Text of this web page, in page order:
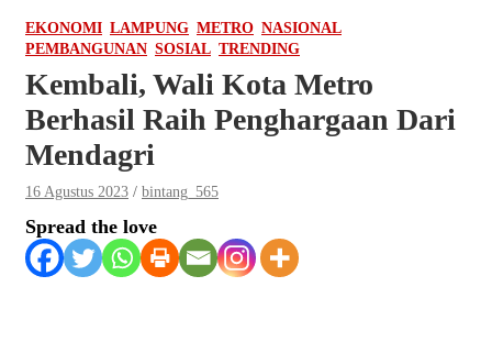
EKONOMI LAMPUNG METRO NASIONAL
PEMBANGUNAN SOSIAL TRENDING
Kembali, Wali Kota Metro
Berhasil Raih Penghargaan Dari
Mendagri
16 Agustus 2023 bintang_565
Spread the love